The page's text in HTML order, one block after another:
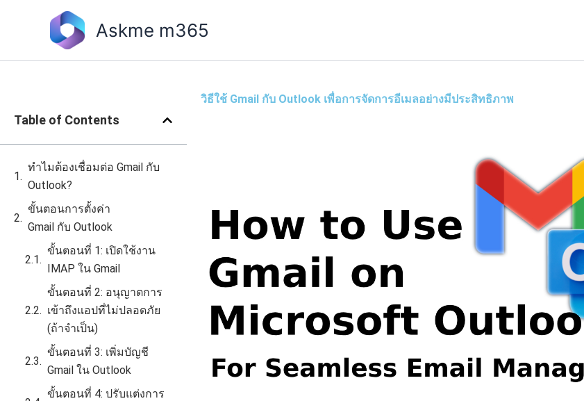
Askme m365
Table of Contents
ทำไมต้องเชื่อมต่อ Gmail กับ
Outlook?
ขั้นตอนการตั้งค่า
Gmail กับ Outlook
ขั้นตอนที่ 1: เปิดใช้งาน
IMAP ใน Gmail
ขั้นตอนที่ 2: อนุญาตการ
เข้าถึงแอปที่ไม่ปลอดภัย
(ถ้าจำเป็น)
ขั้นตอนที่ 3: เพิ่มบัญชี
Gmail ใน Outlook
ขั้นตอนที่ 4: ปรับแต่งการ
วิธีใช้ Gmail กับ Outlook เพื่อการจัดการอีเมลอย่างมีประสิทธิภาพ